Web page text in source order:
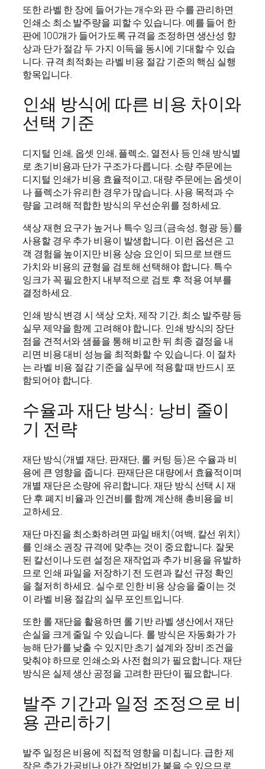
또한 라벨 한 장에 들어가는 개수와 판 수를 관리하면
인쇄소 최소 발주량을 피할 수 있습니다. 예를 들어 한
판에 100개가 들어가도록 규격을 조정하면 생산성 향
상과 단가 절감 두 가지 이득을 동시에 기대할 수 있습
니다. 규격 최적화는 라벨 비용 절감 기준의 핵심 실행
항목입니다.
인쇄 방식에 따른 비용 차이와
선택 기준
디지털 인쇄, 옵셋 인쇄, 플렉소, 열전사 등 인쇄 방식별
로 초기비용과 단가 구조가 다릅니다. 소량 주문에는
디지털 인쇄가 비용 효율적이고, 대량 주문에는 옵셋이
나 플렉소가 유리한 경우가 많습니다. 사용 목적과 수
량을 고려해 적합한 방식의 우선순위를 정하세요.
색상 재현 요구가 높거나 특수 잉크(금속성, 형광 등)를
사용할 경우 추가 비용이 발생합니다. 이런 옵션은 고
객 경험을 높이지만 비용 상승 요인이 되므로 브랜드
가치와 비용의 균형을 검토해 선택해야 합니다. 특수
잉크가 꼭 필요한지 내부적으로 검토 후 적용 여부를
결정하세요.
인쇄 방식 변경 시 색상 오차, 제작 기간, 최소 발주량 등
실무 제약을 함께 고려해야 합니다. 인쇄 방식의 장단
점을 견적서와 샘플을 통해 비교한 뒤 최종 결정을 내
리면 비용 대비 성능을 최적화할 수 있습니다. 이 절차
는 라벨 비용 절감 기준을 실무에 적용할 때 반드시 포
함되어야 합니다.
수율과 재단 방식: 낭비 줄이
기 전략
재단 방식(개별 재단, 판재단, 롤 커팅 등)은 수율과 비
용에 큰 영향을 줍니다. 판재단은 대량에서 효율적이며
개별 재단은 소량에 유리합니다. 재단 방식 선택 시 재
단 후 폐지 비율과 인건비를 함께 계산해 총비용을 비
교하세요.
재단 마진을 최소화하려면 파일 배치(여백, 칼선 위치)
를 인쇄소 권장 규격에 맞추는 것이 중요합니다. 잘못
된 칼선이나 도련 설정은 재작업과 추가 비용을 유발하
므로 인쇄 파일을 저장하기 전 도련과 칼선 규정 확인
을 철저히 하세요. 실수로 인한 비용 상승을 줄이는 것
이 라벨 비용 절감의 실무 포인트입니다.
또한 롤 재단을 활용하면 롤 기반 라벨 생산에서 재단
손실을 크게 줄일 수 있습니다. 롤 방식은 자동화가 가
능해 단가를 낮출 수 있지만 초기 설계와 장비 조건을
맞춰야 하므로 인쇄소와 사전 협의가 필요합니다. 재단
방식은 실제 생산 공정을 고려한 판단이 필요합니다.
발주 기간과 일정 조정으로 비
용 관리하기
발주 일정은 비용에 직접적 영향을 미칩니다. 급한 제
작은 추가 가공비나 야간 작업비가 붙을 수 있으므로